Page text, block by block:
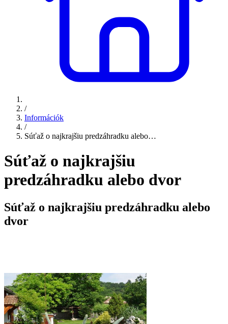
/
Információk
/
Súťaž o najkrajšiu predzáhradku alebo…
Súťaž o najkrajšiu
predzáhradku alebo dvor
Súťaž o najkrajšiu predzáhradku alebo
dvor